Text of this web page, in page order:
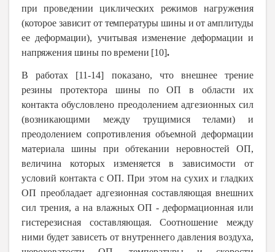
при проведении циклических режимов нагружения
(которое зависит от температуры шины и от амплитуды
ее деформации), учитывая изменение деформации и
напряжения шины по времени [10].
В работах [11-14] показано, что внешнее трение
резины протектора шины по ОП в области их
контакта обусловлено преодолением адгезионных сил
(возникающими между трущимися телами) и
преодолением сопротивления объемной деформации
материала шины при обтекании неровностей ОП,
величина которых изменяется в зависимости от
условий контакта с ОП. При этом на сухих и гладких
ОП преобладает адгезионная составляющая внешних
сил трения, а на влажных ОП- деформационная или
гистерезисная составляющая. Соотношение между
ними будет зависеть от внутреннего давления воздуха,